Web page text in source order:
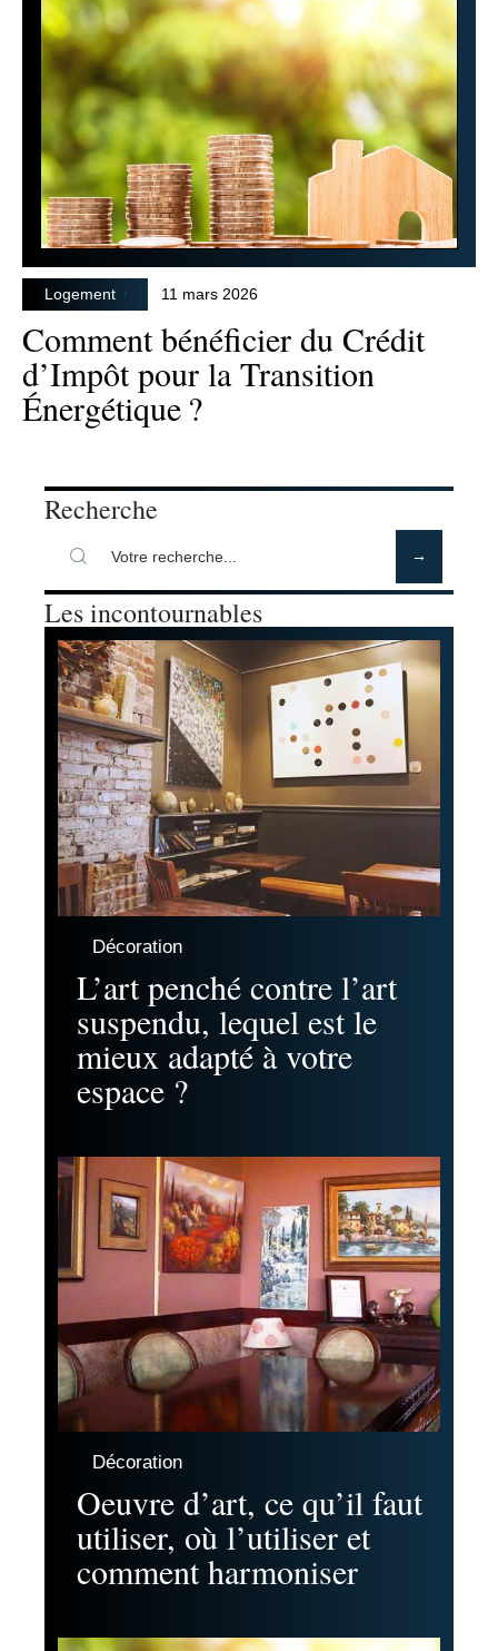
Logement 11 mars 2026
Comment bénéficier du Crédit
d’Impôt pour la Transition
Énergétique ?
Recherche
Les incontournables
Décoration
L’art penché contre l’art
suspendu, lequel est le
mieux adapté à votre
espace ?
Décoration
Oeuvre d’art, ce qu’il faut
utiliser, où l’utiliser et
comment harmoniser